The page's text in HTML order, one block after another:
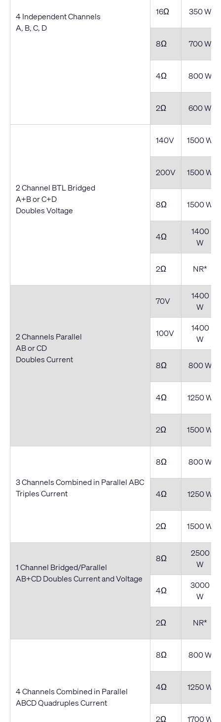
4 Independent Channels
A, B, C, D
16Ω 350 W
8Ω 700 W
4Ω 800 W
2Ω 600 W
2 Channel BTL Bridged
A+B or C+D
Doubles Voltage
140V 1500 W
200V 1500 W
8Ω 1500 W
4Ω
1400
W
2Ω NR*
2 Channels Parallel
AB or CD
Doubles Current
70V
1400
W
100V
1400
W
8Ω 800 W
4Ω 1250 W
2Ω 1500 W
3 Channels Combined in Parallel ABC
Triples Current
8Ω 800 W
4Ω 1250 W
2Ω 1500 W
1 Channel Bridged/Parallel
AB+CD Doubles Current and Voltage
8Ω
2500
W
4Ω
3000
W
2Ω NR*
4 Channels Combined in Parallel
ABCD Quadruples Current
8Ω 800 W
4Ω 1250 W
2Ω 1700 W